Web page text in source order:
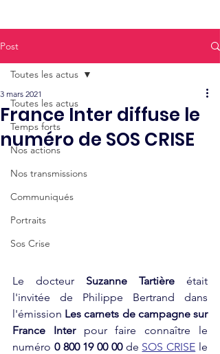
Post
Toutes les actus
Temps forts
Nos actions
Nos transmissions
Communiqués
Portraits
Sos Crise
Toutes les actus
France Inter diffuse le
numéro de SOS CRISE
3 mars 2021
Le docteur Suzanne Tartière était
l'invitée de Philippe Bertrand dans
l'émission Les carnets de campagne sur
France Inter pour faire connaître le
numéro 0 800 19 00 00 de SOS CRISE le